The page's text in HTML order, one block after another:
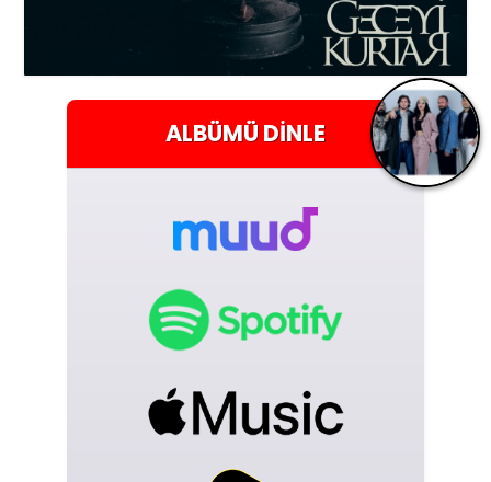
ALBÜMÜDINLE